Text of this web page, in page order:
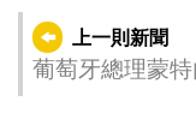
上一則新聞
葡萄牙總理蒙